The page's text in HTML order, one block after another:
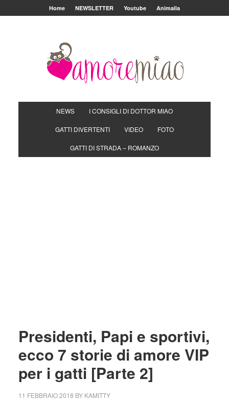
Home NEWSLETTER Youtube Animalia
NEWS I CONSIGLI DI DOTTOR MIAO
GATTI DIVERTENTI VIDEO FOTO
GATTI DI STRADA – ROMANZO
Presidenti, Papi e sportivi,
ecco 7 storie di amore VIP
per i gatti [Parte 2]
11 FEBBRAIO 2018 BY KAMITTY